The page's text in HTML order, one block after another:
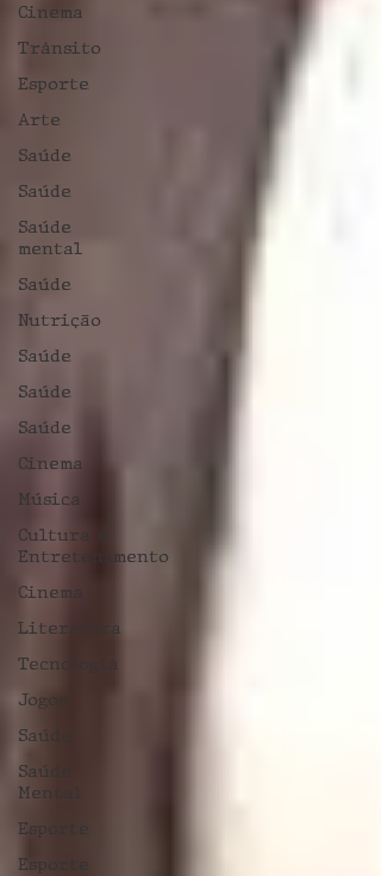
Cinema
Trânsito
Esporte
Arte
Saúde
Saúde
Saúde
mental
Saúde
Nutrição
Saúde
Saúde
Saúde
Cinema
Música
Cultura e
Entretenimento
Cinema
Literatura
Tecnologia
Jogos
Saúde
Saúde
Mental
Esporte
Esporte